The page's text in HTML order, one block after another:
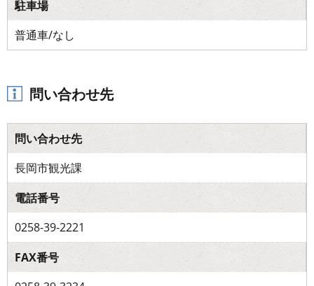
駐車場
普通車/なし
問い合わせ先
問い合わせ先
長岡市観光課
電話番号
0258-39-2221
FAX番号